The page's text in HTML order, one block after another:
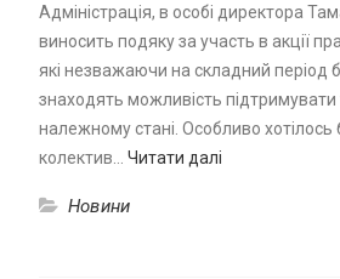
Адміністрація, в особі директора
виносить подяку за участь в акції
які незважаючи на складний період
знаходять можливість підтримувати
належному стані. Особливо хотілось
колектив… Читати далі
Новини